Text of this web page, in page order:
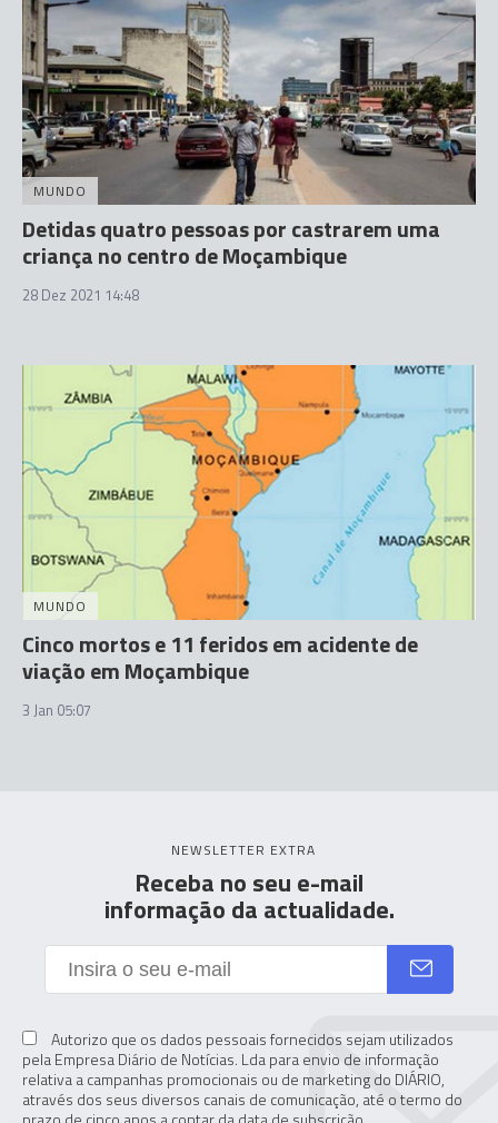
MUNDO
Detidas quatro pessoas por castrarem uma
criança no centro de Moçambique
28 Dez 2021 14:48
MUNDO
Cinco mortos e 11 feridos em acidente de
viação em Moçambique
3 Jan 05:07
NEWSLETTER EXTRA
Receba no seu e-mail
informação da actualidade.
Autorizo que os dados pessoais fornecidos sejam utilizados
pela Empresa Diário de Notícias. Lda para envio de informação
relativa a campanhas promocionais ou de marketing do DIÁRIO,
através dos seus diversos canais de comunicação, até o termo do